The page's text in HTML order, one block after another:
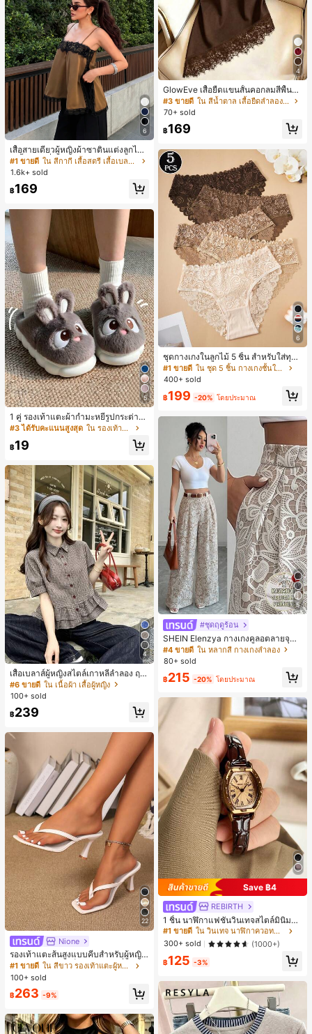
6
เสื้อสายเดี่ยวผู้หญิงผ้าซาตินแต่งลูกไม้
- เสื้อสายเดี่ยวฤดูร้อนสีคากีมีรอยผ่าด้า
นข้างที่น่าดึงดูดแบบสบายๆ
#1 ขายดี
ใน สีกากี เสื้อสตรี เสื้อเบลาส์ & Tee
1.6k+ sold
฿169
5
1 คู่ รองเท้าแตะผ้ากำมะหยี่รูปกระต่าย
สำหรับผู้หญิง, อบอุ่นและสบาย, เหมาะ
สำหรับใส่ลำลองในฤดูใบไม้ร่วง/ฤดูหน
าว, รองเท้าบ้านผู้หญิงหรูหราใหม่, ส้นเ
รับฤดูหนาวที่อบอุ่น, รองเท้าแตะผ้ากำม
ะหยี่น่ารัก, ของขวัญปีใหม่/วันวาเลนไท
น์ในอุดมคติ, รองเท้าแตะคู่รัก, ของขวั
ญวันแม่, สวน, ของตกแต่งห้องครัว, ฤดู
ร้อน, ชายหาด, ของใช้จำเป็นสำหรับกา
รเดินทาง, ของตกแต่งห้อง, นุ่มนิ่ม, การ
สำเร็จการศึกษา, ชั้นวางรองเท้า, ประห
ยัดพื้นที่จัดเก็บ, กลางแจ้ง, สวน, พิธีสำเ
ร็จการศึกษา, พิธีจบการศึกษา, ยินดีด้ว
ยบัณฑิต, บัณฑิตที่สำเร็จการศึกษา, ผู้ก
ล่าวคำอำลา, เรียนจบ, งานเลี้ยงจบการ
ศึกษา
#3 ได้รับคะแนนสูงสุด ใน รองเท้าแตะใส่ในบ้าน
฿19
4
เสื้อเบลาส์ผู้หญิงสไตล์เกาหลีลำลอง ฤดู
ใบไม้ผลิ/ฤดูร้อนใหม่ ชายระบาย ชิคแล
ะหรูหรา
#6 ขายดี ใน เนื้อผ้า เสื้อผู้หญิง
100+ sold
฿239
22
Nione
รองเท้าแตะส้นสูงแบบคีบสำหรับผู้หญิง
สไตล์คลาสสิก สีบล็อก สไตล์แฟรี่ฤดูร้อ
น ส้นเข็ม รองเท้าแตะแบบคีบ รองเท้าแ
ตะชายหาดแฟชั่นสายไขว้ รองเท้าผู้ห
ญิง สำหรับออฟฟิศ บ้าน กลางแจ้ง ดีไซ
น์หัวเหลี่ยม ชิคและหรูหรา สำหรับเดทไ
นท์
#1 ขายดี
ใน สีขาว รองเท้าแตะผู้หญิง
100+ sold
฿263 -9%
4
GlowEve เสื้อยืดแขนสั้นคอกลมสีพื้นลำ
ลองอเนกประสงค์สำหรับผู้หญิง
#3 ขายดี
ใน สีน้ำตาล เสื้อยืดลำลองพื้นฐาน
70+ sold
฿169
6
ชุดกางเกงในลูกไม้ 5 ชิ้น สำหรับใส่ทุกวั
น
#1 ขายดี
ใน ชุด 5 ชิ้น กางเกงชั้นในผู้หญิง
400+ sold
฿199 -20% โดยประมาณ
5
#ชุดฤดูร้อน
SHEIN Elenzya กางเกงคูลอตลายจุดเ
อวสูงแบบใหม่สำหรับฤดูใบไม้ผลิ/ฤดูร้อ
น, สไตล์หรูหราเหมาะสำหรับใส่ในชีวิต
ทจสำหรับฤดูรับปริญญา, เทศกาลดนตร
#4 ขายดี ใน หลากสี กางเกงลำลอง
80+ sold
฿215 -20% โดยประมาณ
Save ฿4
REBIRTH
1 ชิ้น นาฬิกาแฟชั่นวินเทจสไตล์มินิมอล
เลขโรมันสำหรับผู้หญิง เหมาะสำหรับก
ารตกแต่งประจำวัน
#1 ขายดี
ใน วินเทจ นาฬิกาควอทซ์ผู้หญิง
300+ sold
(1000+)
฿125 -3%